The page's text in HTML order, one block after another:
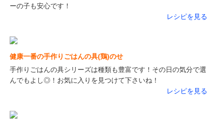
ーの子も安心です！
レシピを見る
健康一番の手作りごはんの具(鶏)のせ
手作りごはんの具シリーズは種類も豊富です！その日の気分で選
んでもよし◎！お気に入りを見つけて下さいね！
レシピを見る